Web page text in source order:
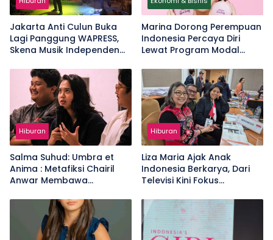
Jakarta Anti Culun Buka
Lagi Panggung WAPRESS,
Skena Musik Independen
Marina Dorong Perempuan
Indonesia Percaya Diri
Lewat Program Modal
Hiburan
Salma Suhud: Umbra et
Anima : Metafiksi Chairil
Anwar Membawa
Chairil Anwar
Hiburan
Liza Maria Ajak Anak
Indonesia Berkarya, Dari
Televisi Kini Fokus
Digital